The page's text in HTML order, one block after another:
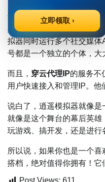
还有那些管理多个海外社
具，成本高不说，操作还
拟器同时运行多个社交媒
号都是一个独立的个体，大
而且， 穿云代理IP的服务不
用户快速接入和管理IP。他
说白了，逍遥模拟器就像
就像是这个舞台的幕后英
玩游戏、搞开发，还是进行
所以说，如果你也是一个
搭档，绝对值得你拥有！
Post Views: 611
立即领取 ›